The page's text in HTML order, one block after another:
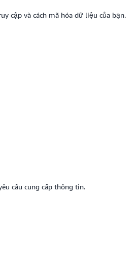
cập và cách mã hóa dữ liệu của bạn.
cầu cung cấp thông tin.